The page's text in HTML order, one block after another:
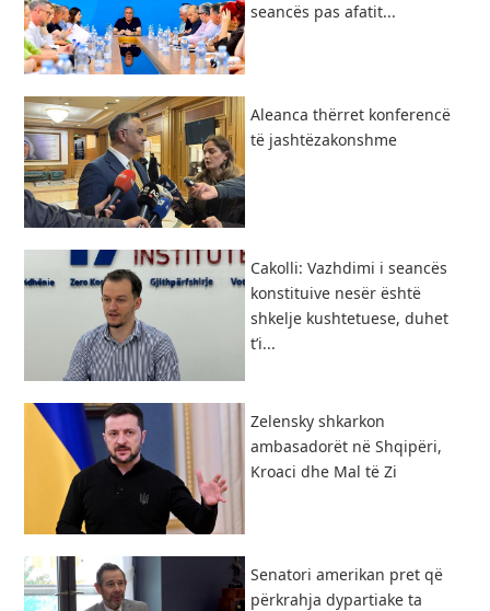
seancës pas afatit...
Aleanca thërret konferencë
të jashtëzakonshme
Cakolli: Vazhdimi i seancës
konstituive nesër është
shkelje kushtetuese, duhet
t’i...
Zelensky shkarkon
ambasadorët në Shqipëri,
Kroaci dhe Mal të Zi
Senatori amerikan pret që
përkrahja dypartiake ta